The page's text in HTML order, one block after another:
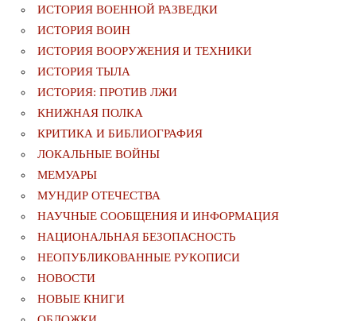
ИСТОРИЯ ВОЕННОЙ РАЗВЕДКИ
ИСТОРИЯ ВОИН
ИСТОРИЯ ВООРУЖЕНИЯ И ТЕХНИКИ
ИСТОРИЯ ТЫЛА
ИСТОРИЯ: ПРОТИВ ЛЖИ
КНИЖНАЯ ПОЛКА
КРИТИКА И БИБЛИОГРАФИЯ
ЛОКАЛЬНЫЕ ВОЙНЫ
МЕМУАРЫ
МУНДИР ОТЕЧЕСТВА
НАУЧНЫЕ СООБЩЕНИЯ И ИНФОРМАЦИЯ
НАЦИОНАЛЬНАЯ БЕЗОПАСНОСТЬ
НЕОПУБЛИКОВАННЫЕ РУКОПИСИ
НОВОСТИ
НОВЫЕ КНИГИ